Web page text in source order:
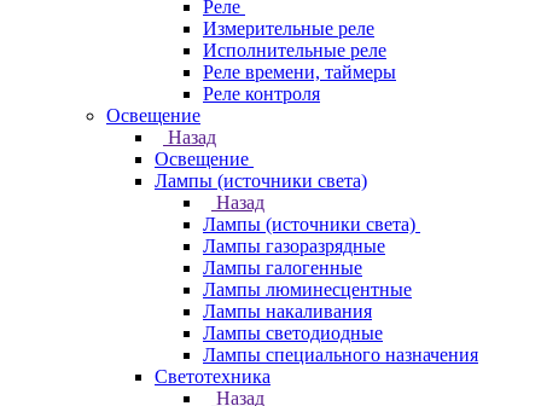
Реле
Измерительные реле
Исполнительные реле
Реле времени, таймеры
Реле контроля
Освещение
Назад
Освещение
Лампы (источники света)
Назад
Лампы (источники света)
Лампы газоразрядные
Лампы галогенные
Лампы люминесцентные
Лампы накаливания
Лампы светодиодные
Лампы специального назначения
Светотехника
Назад